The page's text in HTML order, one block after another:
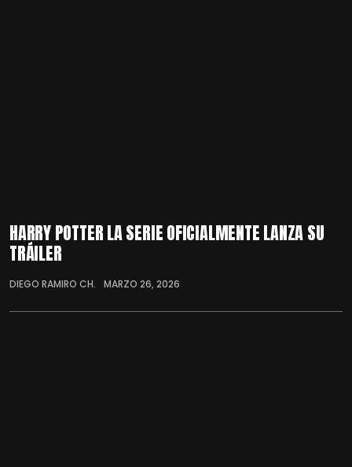
HARRY POTTER LA SERIE OFICIALMENTE LANZA SU
TRÁILER
DIEGO RAMIRO CH. MARZO 26, 2026